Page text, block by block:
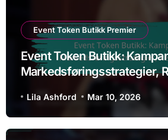
Event Token Butikk Premier
Event Token Butikk:
Markedsføringsstrategier,
Lila Ashford Mar 10, 2026